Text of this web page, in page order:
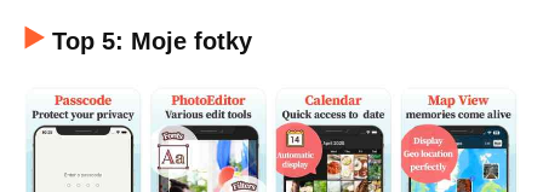
Top 5: Moje fotky